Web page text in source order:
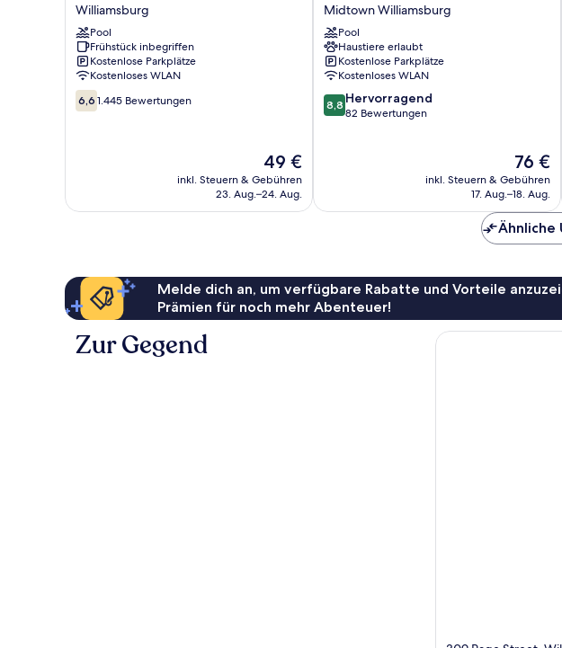
Wyndham
Williamsburg
Historic
Area
Williamsburg
Williamsburg
Pool
Frühstück inbegriffen
Kostenlose Parkplätze
Kostenloses WLAN
6.6
von
6,6 1.445 Bewertungen
Der
Preis
beträgt
49 €
inkl. Steuern & Gebühren
23. Aug.–24. Aug.
SureStay
Collection
by
Best
Western
Midtown
Williamsburg
Midtown Williamsburg
Pool
Haustiere erlaubt
Kostenlose Parkplätze
Kostenloses WLAN
8.8
von
8,8 Hervorragend
82 Bewertungen
Der
Preis
beträgt
76 €
inkl. Steuern & Gebühren
17. Aug.–18. Aug.
Ähnliche
Melde dich an, um verfügbare Rabatte und Vorteile
Prämien für noch mehr Abenteuer!
Zur Gegend